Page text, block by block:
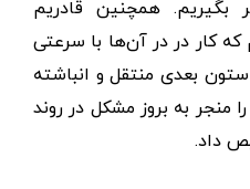
بگیریم. همچنین قادریم
کار در در آن‌ها با سرعتی
بعدی منتقل و انباشته
منجر به بروز مشکل در روند
داد.